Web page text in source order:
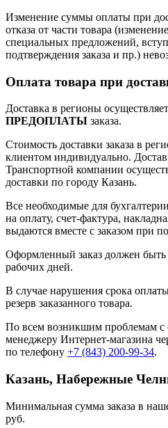
Изменение суммы оплаты при
отказа от части товара
специальных предложений,
подтверждения заказа и пр.)
Оплата товара при
Доставка в регионы
ПРЕДОПЛАТЫ заказа.
Стоимость доставки заказа в
клиентом индивидуально.
Транспортной компании
доставки по городу Казань.
Все необходимые для
на оплату, счет-фактура,
выдаются вместе с заказом при
Оформленный заказ должен быть
рабочих дней.
В случае нарушения срока
резерв заказанного товара.
По всем возникшим проблемам с
менеджеру Интернет-магазина
по телефону +7 (843) 200-99-34.
Казань, Набережные
Минимальная сумма заказа в
руб.